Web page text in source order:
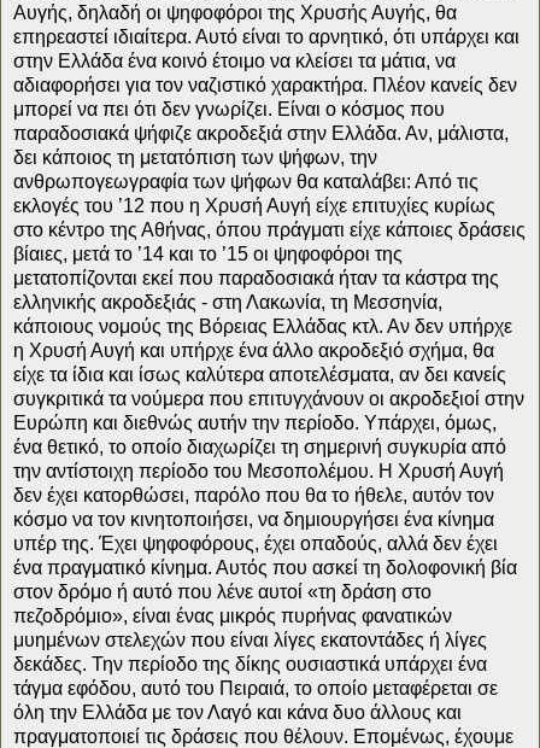
Αυγής, δηλαδή οι ψηφοφόροι της Χρυσής Αυγής, θα
επηρεαστεί ιδιαίτερα. Αυτό είναι το αρνητικό, ότι υπάρχει και
στην Ελλάδα ένα κοινό έτοιμο να κλείσει τα μάτια, να
αδιαφορήσει για τον ναζιστικό χαρακτήρα. Πλέον κανείς δεν
μπορεί να πει ότι δεν γνωρίζει. Είναι ο κόσμος που
παραδοσιακά ψήφιζε ακροδεξιά στην Ελλάδα. Αν, μάλιστα,
δει κάποιος τη μετατόπιση των ψήφων, την
ανθρωπογεωγραφία των ψήφων θα καταλάβει: Από τις
εκλογές του ’12 που η Χρυσή Αυγή είχε επιτυχίες κυρίως
στο κέντρο της Αθήνας, όπου πράγματι είχε κάποιες δράσεις
βίαιες, μετά το ’14 και το ’15 οι ψηφοφόροι της
μετατοπίζονται εκεί που παραδοσιακά ήταν τα κάστρα της
ελληνικής ακροδεξιάς - στη Λακωνία, τη Μεσσηνία,
κάποιους νομούς της Βόρειας Ελλάδας κτλ. Αν δεν υπήρχε
η Χρυσή Αυγή και υπήρχε ένα άλλο ακροδεξιό σχήμα, θα
είχε τα ίδια και ίσως καλύτερα αποτελέσματα, αν δει κανείς
συγκριτικά τα νούμερα που επιτυγχάνουν οι ακροδεξιοί στην
Ευρώπη και διεθνώς αυτήν την περίοδο. Υπάρχει, όμως,
ένα θετικό, το οποίο διαχωρίζει τη σημερινή συγκυρία από
την αντίστοιχη περίοδο του Μεσοπολέμου. Η Χρυσή Αυγή
δεν έχει κατορθώσει, παρόλο που θα το ήθελε, αυτόν τον
κόσμο να τον κινητοποιήσει, να δημιουργήσει ένα κίνημα
υπέρ της. Έχει ψηφοφόρους, έχει οπαδούς, αλλά δεν έχει
ένα πραγματικό κίνημα. Αυτός που ασκεί τη δολοφονική βία
στον δρόμο ή αυτό που λένε αυτοί «τη δράση στο
πεζοδρόμιο», είναι ένας μικρός πυρήνας φανατικών
μυημένων στελεχών που είναι λίγες εκατοντάδες ή λίγες
δεκάδες. Την περίοδο της δίκης ουσιαστικά υπάρχει ένα
τάγμα εφόδου, αυτό του Πειραιά, το οποίο μεταφέρεται σε
όλη την Ελλάδα με τον Λαγό και κάνα δυο άλλους και
πραγματοποιεί τις δράσεις που θέλουν. Επομένως, έχουμε